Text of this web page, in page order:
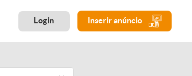
Login Inserir anúncio